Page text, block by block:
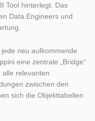
Tool hinterlegt. Das
Data Engineers und
neu aufkommende
eine zentrale „Bridge“
alle relevanten
zwischen den
sich die Objekttabellen